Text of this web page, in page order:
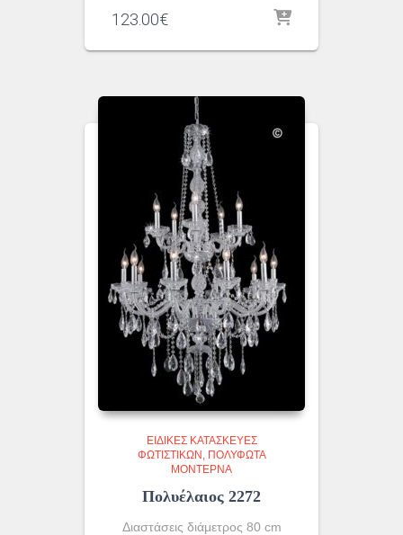
123.00€
ΕΙΔΙΚΈΣ ΚΑΤΑΣΚΕΥΈΣ
ΦΩΤΙΣΤΙΚΏΝ ΠΟΛΎΦΩΤΑ
ΜΟΝΤΈΡΝΑ
Πολυέλαιος 2272
Διαστάσεις διάμετρος 80 cm